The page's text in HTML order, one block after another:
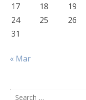
17
18 19
24
25 26
31
« Mar
Search